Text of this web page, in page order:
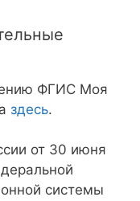
ФГИС Моя
здесь.
от 30 июня
системы